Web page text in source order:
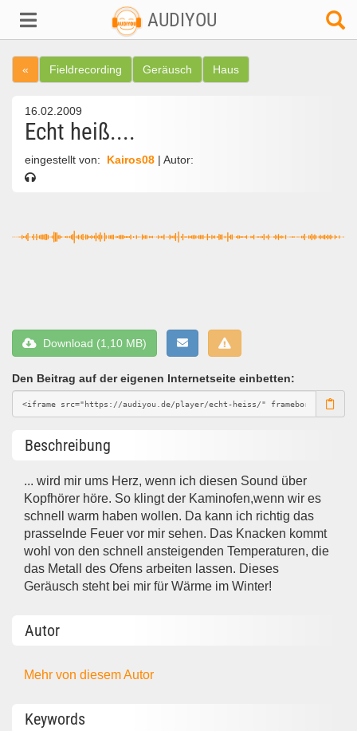
AUDIYOU
« Fieldrecording Geräusch Haus
16.02.2009
Echt heiß....
eingestellt von: Kairos08 | Autor:
Download (1,10 MB)
Den Beitrag auf der eigenen Internetseite einbetten:
Beschreibung
... wird mir ums Herz, wenn ich diesen Sound über
Kopfhörer höre. So klingt der Kaminofen,wenn wir es
schnell warm haben wollen. Da kann ich richtig das
prasselnde Feuer vor mir sehen. Das Knacken kommt
wohl von den schnell ansteigenden Temperaturen, die
das Metall des Ofens arbeiten lassen. Dieses
Geräusch steht bei mir für Wärme im Winter!
Autor
Mehr von diesem Autor
Keywords